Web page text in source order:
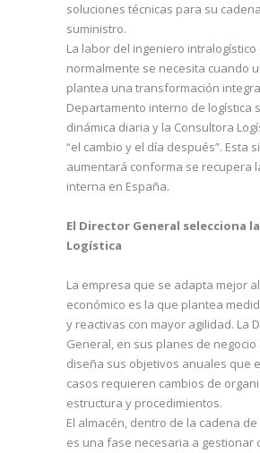
soluciones técnicas para su
suministro.
La labor del ingeniero
normalmente se necesita cuando
plantea una transformación
Departamento interno de logística
dinámica diaria y la Consultora
“el cambio y el día después”. Esta
aumentará conforma se recupera
interna en España.
El Director General selecciona
Logística
La empresa que se adapta mejor
económico es la que plantea
y reactivas con mayor agilidad. La
General, en sus planes de negocio
diseña sus objetivos anuales que
casos requieren cambios de
estructura y procedimientos.
El almacén, dentro de la cadena
es una fase necesaria a gestionar